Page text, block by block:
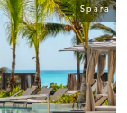
Spara